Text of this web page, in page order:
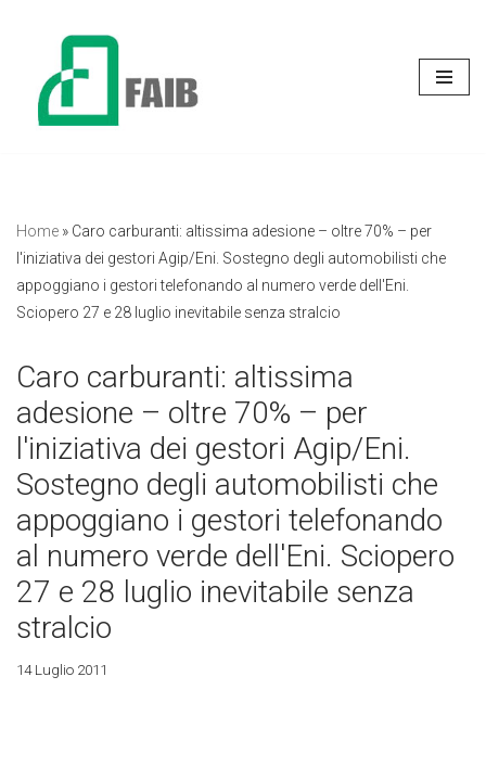
contenuto
Home » Caro carburanti: altissima adesione – oltre 70% – per
l'iniziativa dei gestori Agip/Eni. Sostegno degli automobilisti che
appoggiano i gestori telefonando al numero verde dell'Eni.
Sciopero 27 e 28 luglio inevitabile senza stralcio
Caro carburanti: altissima
adesione – oltre 70% – per
l'iniziativa dei gestori Agip/Eni.
Sostegno degli automobilisti che
appoggiano i gestori telefonando
al numero verde dell'Eni. Sciopero
27 e 28 luglio inevitabile senza
stralcio
14 Luglio 2011